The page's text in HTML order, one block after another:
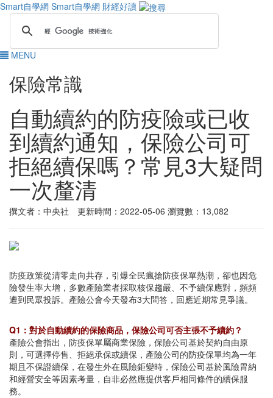
Smart自學網 Smart自學網 財經好讀
MENU
保險常識
自動續約的防疫險或已收
到續約通知，保險公司可
拒絕續保嗎？常見3大疑問
一次釐清
撰文者：中央社 更新時間：2022-05-06 瀏覽數：13,082
防疫政策從清零走向共存，引爆全民瘋搶防疫保單熱潮，卻也因危
險發生率大增，多數產險業者採取核保趨嚴、不予續保應對，頻頻
遭到民眾投訴。產險公會今天發布3大問答，回應近期常見爭議。
Q1：對於自動續約的保險商品，保險公司可否主張不予續約？
產險公會指出，防疫保單屬商業保險，保險公司基於契約自由原
則，可選擇停售、拒絕承保或續保，產險公司的防疫保單均為一年
期且不保證續保，在發生外在風險鉅變時，保險公司基於風險胃納
和經營安全等因素考量，自非必然應提供客戶相同條件的續保服
務。